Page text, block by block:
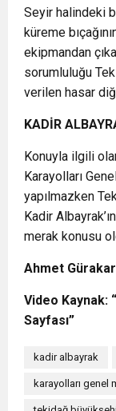
Seyir halindeki
küreme
ekipmandan
sorumluluğu
verilen hasar
KADİR
Konuyla ilgili
Karayolları
yapılmazken
Kadir
merak konusu
Ahmet Gürakar
Video Kaynak:
Sayfası”
kadir albayrak
karayolları genel